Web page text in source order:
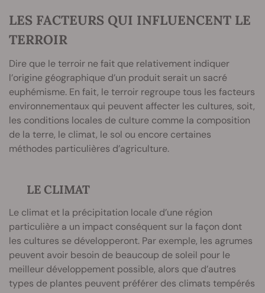
LES FACTEURS QUI INFLUENCENT LE
TERROIR
Dire que le terroir ne fait que relativement indiquer
l’origine géographique d’un produit serait un sacré
euphémisme. En fait, le terroir regroupe tous les facteurs
environnementaux qui peuvent affecter les cultures, soit,
les conditions locales de culture comme la composition
de la terre, le climat, le sol ou encore certaines
méthodes particulières d’agriculture.
LE CLIMAT
Le climat et la précipitation locale d’une région
particulière a un impact conséquent sur la façon dont
les cultures se développeront. Par exemple, les agrumes
peuvent avoir besoin de beaucoup de soleil pour le
meilleur développement possible, alors que d’autres
types de plantes peuvent préférer des climats tempérés